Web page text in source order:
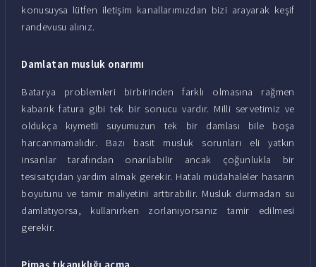
konusuysa lütfen iletişim kanallarımızdan bizi arayarak keşif
randevusu alınız.
Damlatan musluk onarımı
Batarya problemleri birbirinden farklı olmasına rağmen
kabarık fatura gibi tek bir sonucu vardır. Milli servetimiz ve
oldukça kıymetli suyumuzun tek bir damlası bile boşa
harcanmamalıdır. Bazı basit musluk sorunları eli yatkın
insanlar tarafından onarılabilir ancak çoğunlukla bir
tesisatçıdan yardım almak gerekir. Hatalı müdahaleler hasarın
boyutunu ve tamir maliyetini arttırabilir. Musluk durmadan su
damlatıyorsa, kullanırken zorlanıyorsanız tamir edilmesi
gerekir.